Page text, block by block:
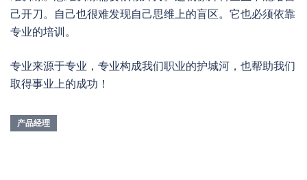
己开刀。自己也很难发现自己思维上的盲区。它也必须依靠
专业的培训。
专业来源于专业，专业构成我们职业的护城河，也帮助我们
取得事业上的成功！
产品经理